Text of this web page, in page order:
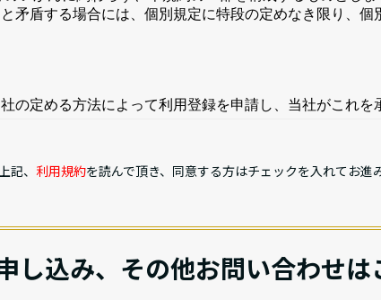
記、 利用規約を読んで頂き、同意する方はチェックを入れてお進
し込み、その他お問い合わせは